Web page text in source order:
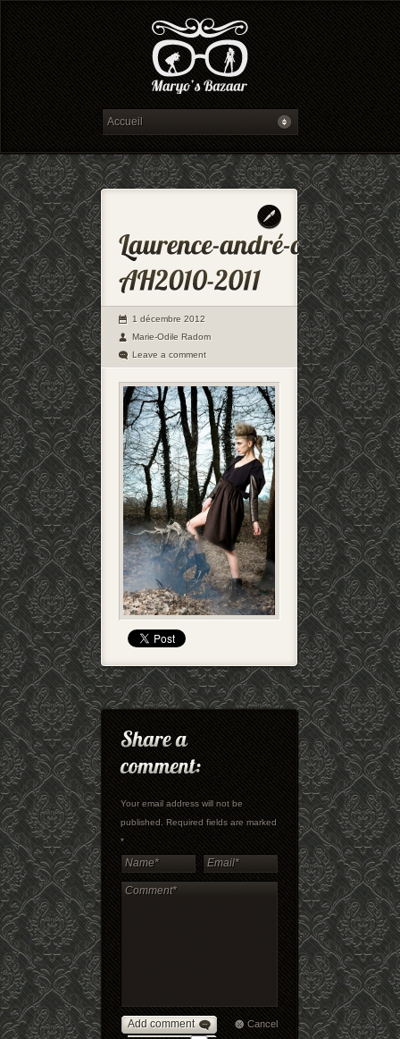
1 décembre 2012
Marie-Odile Radom
Leave a comment
Your email address will not be
published. Required fields are marked
*
Add comment Cancel